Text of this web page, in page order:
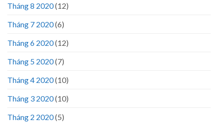
Tháng 8 2020(12)
Tháng 7 2020(6)
Tháng 6 2020(12)
Tháng 5 2020(7)
Tháng 4 2020(10)
Tháng 3 2020(10)
Tháng 2 2020(5)